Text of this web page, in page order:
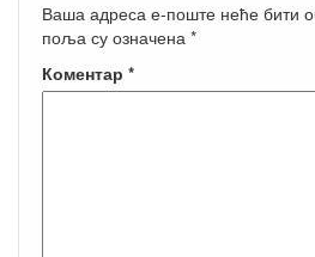
Ваша адреса е-поште неће бити
поља су означена *
Коментар *